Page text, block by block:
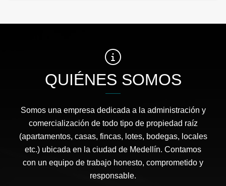
QUIÉNES SOMOS
Somos una empresa dedicada a la administración y
comercialización de todo tipo de propiedad raíz
(apartamentos, casas, fincas, lotes, bodegas, locales
etc.) ubicada en la ciudad de Medellín. Contamos
con un equipo de trabajo honesto, comprometido y
responsable.